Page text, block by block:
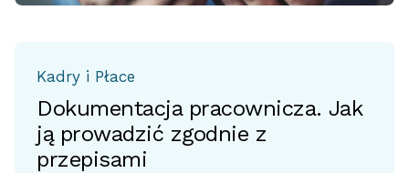
Kadry i Płace
Dokumentacja pracownicza. Jak
ją prowadzić zgodnie z
przepisami